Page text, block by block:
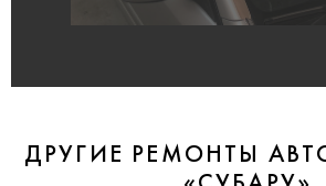
ДРУГИЕ РЕМОНТЫ